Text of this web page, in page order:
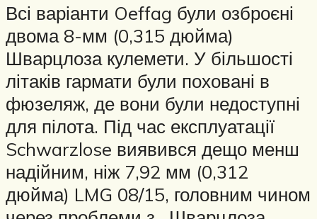
Всі варіанти Oeffag були озброєні
двома 8-мм (0,315 дюйма)
Шварцлоза кулемети. У більшості
літаків гармати були поховані в
фюзеляж, де вони були недоступні
для пілота. Під час експлуатації
Schwarzlose виявився дещо менш
надійним, ніж 7,92 мм (0,312
дюйма) LMG 08/15, головним чином